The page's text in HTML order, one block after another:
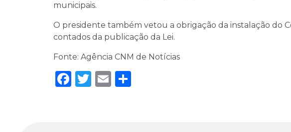
municipais.
O presidente também vetou a obrigação da instalação do
contados da publicação da Lei.
Fonte: Agência CNM de Notícias
Facebook
Twitter
Email